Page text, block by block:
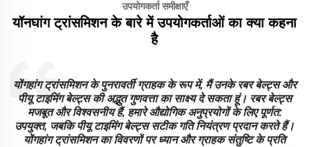
उपयोगकर्ता समीक्षाएँ
यॉनघांग ट्रांसमिशन के बारे में उपयोगकर्ताओं का क्या कहना
है
योंगहांग ट्रांसमिशन के पुनरावर्ती ग्राहक के रूप में, मैं उनके रबर बेल्ट्स और
पीयू टाइमिंग बेल्ट्स की अद्भुत गुणवत्ता का साक्ष्य दे सकता हूं। रबर बेल्ट्स
मजबूत और विश्वसनीय हैं, हमारे औद्योगिक अनुप्रयोगों के लिए पूर्णत:
उपयुक्त, जबकि पीयू टाइमिंग बेल्ट्स सटीक गति नियंत्रण प्रदान करते हैं।
योंगहांग ट्रांसमिशन का विवरणों पर ध्यान और ग्राहक संतुष्टि के प्रति